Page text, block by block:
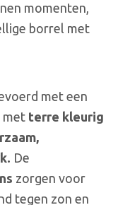
momenten,
borrel met
met een
met terre kleurig
De
zorgen voor
tegen zon en